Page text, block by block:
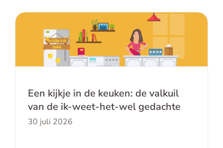
Een kijkje in de keuken: de valkuil van
de ik-weet-het-wel gedachte
Een kijkje in de keuken: de valkuil
van de ik-weet-het-wel gedachte
30 juli 2026